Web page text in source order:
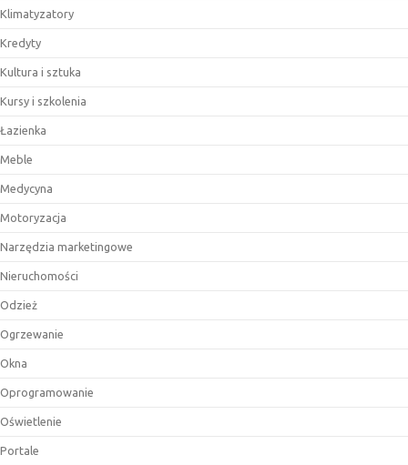
Klimatyzatory
Kredyty
Kultura i sztuka
Kursy i szkolenia
Łazienka
Meble
Medycyna
Motoryzacja
Narzędzia marketingowe
Nieruchomości
Odzież
Ogrzewanie
Okna
Oprogramowanie
Oświetlenie
Portale